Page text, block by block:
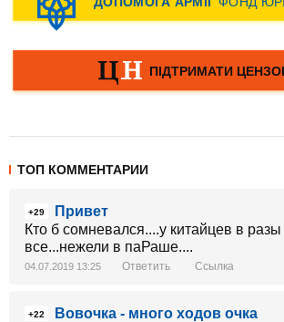
ТОП КОММЕНТАРИИ
+29
Привет
Кто б сомневался....у китайцев в
все...нежели в паРаше....
04.07.2019 13:25 Ответить Ссылка
+22
Вовочка - много ходов очка